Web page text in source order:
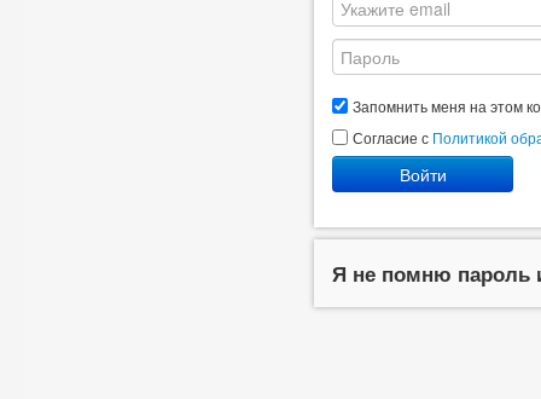
Запомнить меня на этом
Согласие с Политикой
Войти
Я не помню пароль